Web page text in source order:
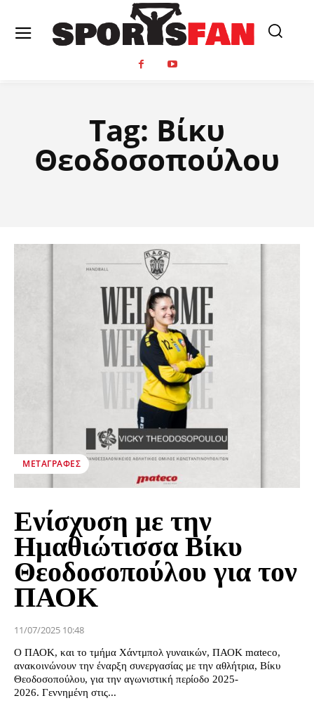
Tag: Βίκυ
Θεοδοσοπούλου
ΜΕΤΑΓΡΑΦΈΣ
Ενίσχυση με την
Ημαθιώτισσα Βίκυ
Θεοδοσοπούλου για τον
ΠΑΟΚ
11/07/2025 10:48
Ο ΠΑΟΚ, και το τμήμα Χάντμπολ γυναικών, ΠΑΟΚ mαteco,
ανακοινώνουν την έναρξη συνεργασίας με την αθλήτρια, Βίκυ
Θεοδοσοπούλου, για την αγωνιστική περίοδο 2025-
2026. Γεννημένη στις...